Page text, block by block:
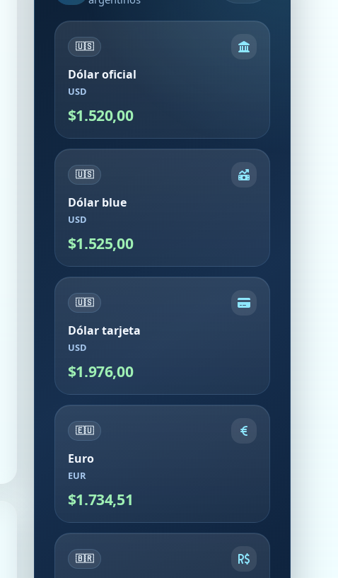
🇺🇸
Dólar oficial
USD
$1.520,00
🇺🇸
Dólar blue
USD
$1.525,00
🇺🇸
Dólar tarjeta
USD
$1.976,00
🇪🇺
Euro
EUR
$1.734,51
🇧🇷